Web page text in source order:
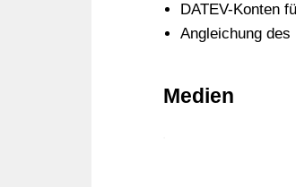
DATEV-Konten
Angleichung des
Medien